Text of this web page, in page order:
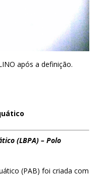
após a definição.
(LBPA) – Polo
(PAB) foi criada com